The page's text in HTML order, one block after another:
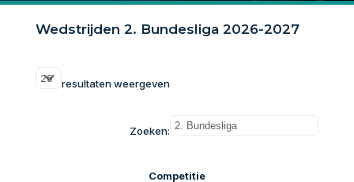
Wedstrijden 2. Bundesliga 2026-2027
resultaten weergeven
Zoeken: